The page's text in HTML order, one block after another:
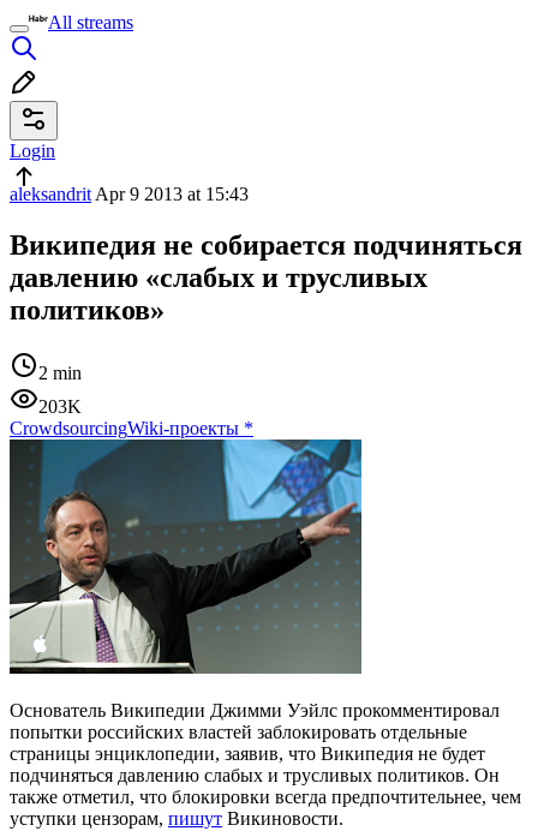
All streams
Login
aleksandrit Apr 9 2013 at 15:43
Википедия не собирается подчиняться
давлению «слабых и трусливых
политиков»
2 min
203K
CrowdsourcingWiki-проекты *
Основатель Википедии Джимми Уэйлс прокомментировал
попытки российских властей заблокировать отдельные
страницы энциклопедии, заявив, что Википедия не будет
подчиняться давлению слабых и трусливых политиков. Он
также отметил, что блокировки всегда предпочтительнее, чем
уступки цензорам, пишут Викиновости.